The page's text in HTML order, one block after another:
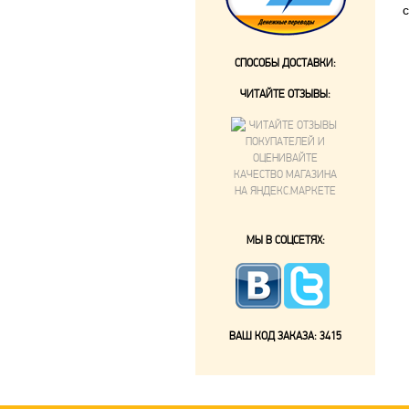
СПОСОБЫ ДОСТАВКИ:
ЧИТАЙТЕ ОТЗЫВЫ:
МЫ В СОЦСЕТЯХ:
ВАШ КОД ЗАКАЗА: 3415